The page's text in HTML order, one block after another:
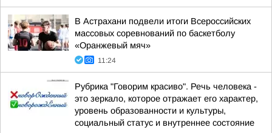
В Астрахани подвели итоги Всероссийских
массовых соревнований по баскетболу
«Оранжевый мяч»
11:24
Рубрика "Говорим красиво". Речь человека -
это зеркало, которое отражает его характер,
уровень образованности и культуры,
социальный статус и внутреннее состояние